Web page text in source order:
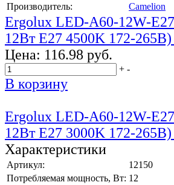
Производитель:
Camelion
Ergolux LED-A60-12W-
12Вт E27 4500K 172-
Цена: 116.98 руб.
+ -
В корзину
Ergolux LED-A60-12W-
12Вт E27 3000K 172-
Характеристики
Артикул:
12150
Потребляемая мощность, Вт: 12